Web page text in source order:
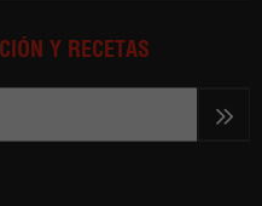
Y RECETAS